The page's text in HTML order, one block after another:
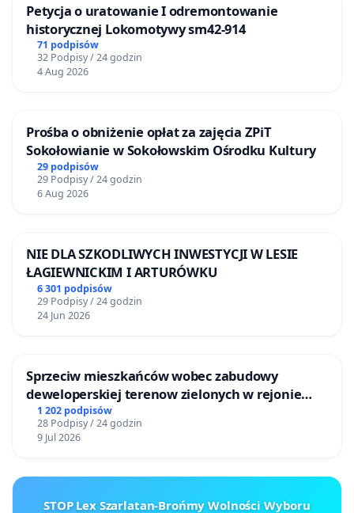
Petycja o uratowanie I odremontowanie
historycznej Lokomotywy sm42-914
71 podpisów
32 Podpisy / 24 godzin
4 Aug 2026
Prośba o obniżenie opłat za zajęcia ZPiT
Sokołowianie w Sokołowskim Ośrodku Kultury
29 podpisów
29 Podpisy / 24 godzin
6 Aug 2026
NIE DLA SZKODLIWYCH INWESTYCJI W LESIE
ŁAGIEWNICKIM I ARTURÓWKU
6 301 podpisów
29 Podpisy / 24 godzin
24 Jun 2026
Sprzeciw mieszkańców wobec zabudowy
deweloperskiej terenow zielonych w rejonie
Bulwarów Straceńskich w Bielsku-Białej
1 202 podpisów
28 Podpisy / 24 godzin
9 Jul 2026
STOP Lex Szarlatan-Brońmy Wolności Wyboru